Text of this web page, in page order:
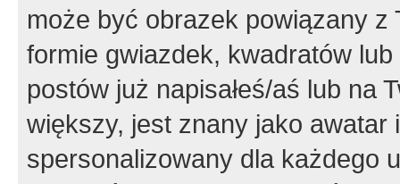
może być obrazek powiązany z
formie gwiazdek, kwadratów
postów już napisałeś/aś lub na
większy, jest znany jako
spersonalizowany dla każdego